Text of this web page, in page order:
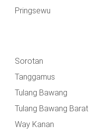
Pringsewu
Sorotan
Tanggamus
Tulang Bawang
Tulang Bawang Barat
Way Kanan